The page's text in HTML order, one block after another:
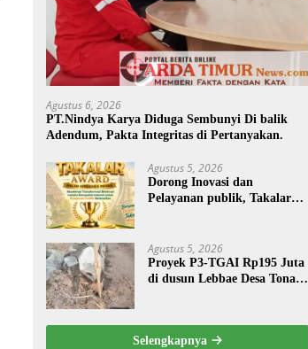
Agustus 6, 2026
PT.Nindya Karya Diduga Sembunyi Di balik
Adendum, Pakta Integritas di Pertanyakan.
Agustus 5, 2026
Dorong Inovasi dan
Pelayanan publik, Takalar
Agustus 5, 2026
Proyek P3-TGAI Rp195 Juta
di dusun Lebbae Desa Tonasa
Selengkapnya